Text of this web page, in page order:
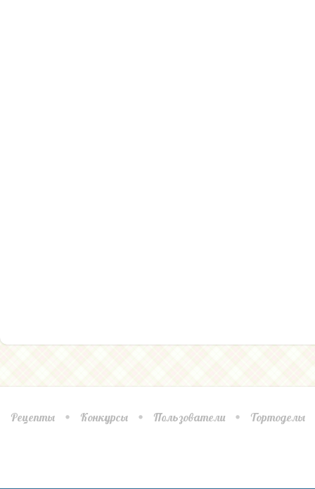
Рецепты Конкурсы Пользователи Тортоделы